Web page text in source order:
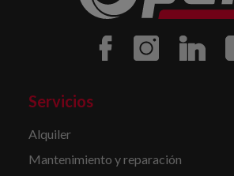
Servicios
Alquiler
Mantenimiento y reparación